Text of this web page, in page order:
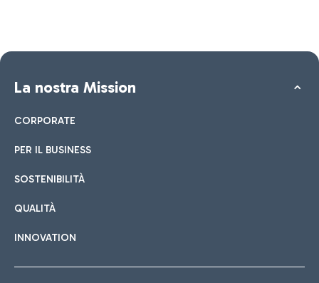
La nostra Mission
CORPORATE
PER IL BUSINESS
SOSTENIBILITÀ
QUALITÀ
INNOVATION